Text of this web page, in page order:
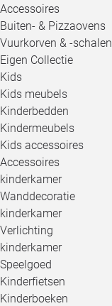
Accessoires
Buiten- & Pizzaovens
Vuurkorven & -schalen
Eigen Collectie
Kids
Kids meubels
Kinderbedden
Kindermeubels
Kids accessoires
Accessoires
kinderkamer
Wanddecoratie
kinderkamer
Verlichting
kinderkamer
Speelgoed
Kinderfietsen
Kinderboeken